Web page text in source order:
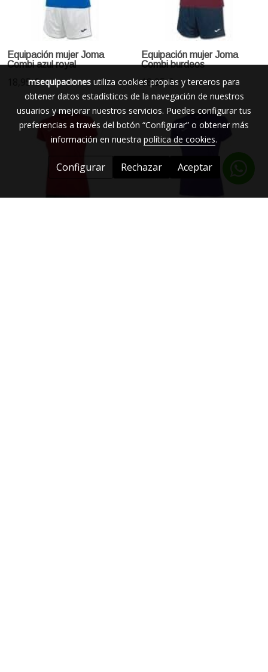
Equipación mujer Joma
Combi azul royal
18,95 €
Equipación mujer Joma
Combi burdeos
18,95 €
msequipaciones utiliza cookies propias y terceros para
obtener datos estadísticos de la navegación de nuestros
usuarios y mejorar nuestros servicios. Puedes configurar tus
preferencias a través del botón “Configurar” o obtener más
información en nuestra política de cookies.
Configurar Rechazar Aceptar